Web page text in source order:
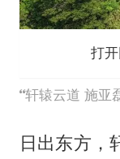
打
轩辕云道 施亚
日出东方，